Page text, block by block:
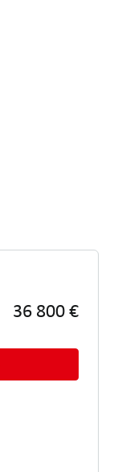
36 800 €